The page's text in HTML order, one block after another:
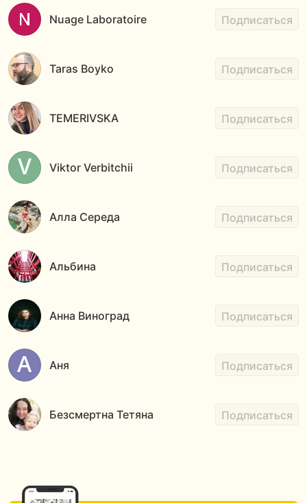
Nuage Laboratoire Подписаться
Taras Boyko Подписаться
TEMERIVSKA Подписаться
Viktor Verbitchii Подписаться
Алла Середа Подписаться
Альбина Подписаться
Анна Виноград Подписаться
Аня Подписаться
Безсмертна Тетяна Подписаться